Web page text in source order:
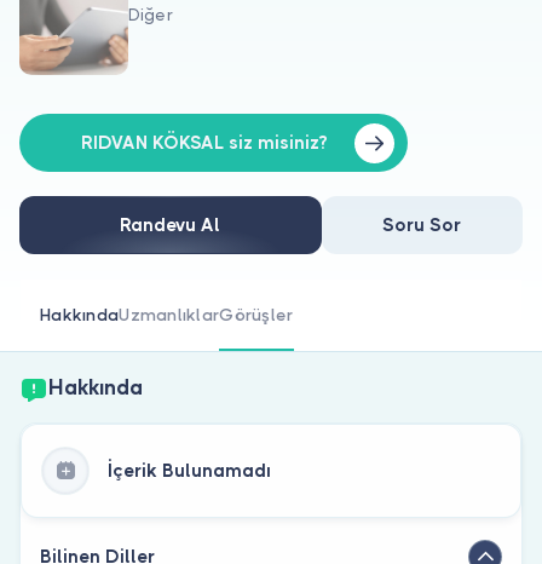
Hakkımızda
Doktorlar için
Doktor musunuz?
Diğer
RIDVAN KÖKSAL siz misiniz?
Randevu Al Soru Sor
HakkındaUzmanlıklarGörüşler
Hakkında
İçerik Bulunamadı
Bilinen Diller